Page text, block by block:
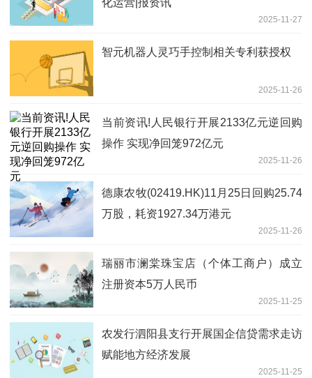
化运营|报资讯
2025-11-27
智元机器人灵巧手控制相关专利获授权
2025-11-26
当前资讯!人民银行开展2133亿元逆回购
操作 实现净回笼972亿元
2025-11-26
德康农牧(02419.HK)11月25日回购25.74
万股，耗资1927.34万港元
2025-11-26
瑞丽市澜棠珠宝店（个体工商户）成立
注册资本5万人民币
2025-11-25
农发行泗阳县支行开展国企信贷需求走访
赋能地方经济发展
2025-11-25